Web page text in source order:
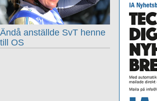
Ändå anställde SvT henne
till OS